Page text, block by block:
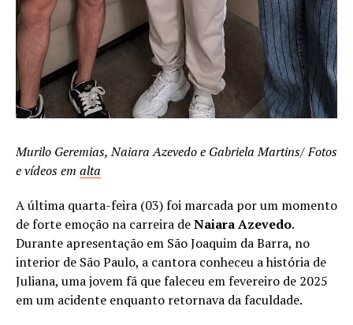
Murilo Geremias, Naiara Azevedo e Gabriela Martins/ Fotos
e vídeos em alta
A última quarta-feira (03) foi marcada por um momento
de forte emoção na carreira deNaiara Azevedo.
Durante apresentação em São Joaquim da Barra, no
interior de São Paulo, a cantora conheceu a história de
Juliana, uma jovem fã que faleceu em fevereiro de 2025
em um acidente enquanto retornava da faculdade.